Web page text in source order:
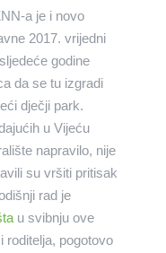
a je i novo
2017. vrijedni
godine
da se tu izgradi
dječji park.
u Vijeću
napravilo, nije
su vršiti pritisak
rad je
u svibnju ove
roditelja, pogotovo